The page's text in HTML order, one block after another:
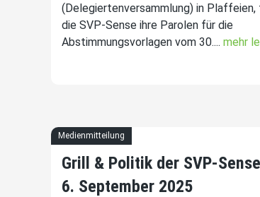
(Delegiertenversammlung) in
die SVP-Sense ihre Parolen für die
Abstimmungsvorlagen vom 30.... mehr
Medienmitteilung
Grill & Politik der SVP-
6. September 2025